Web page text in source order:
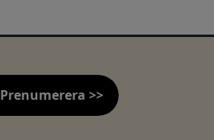
Prenumerera >>